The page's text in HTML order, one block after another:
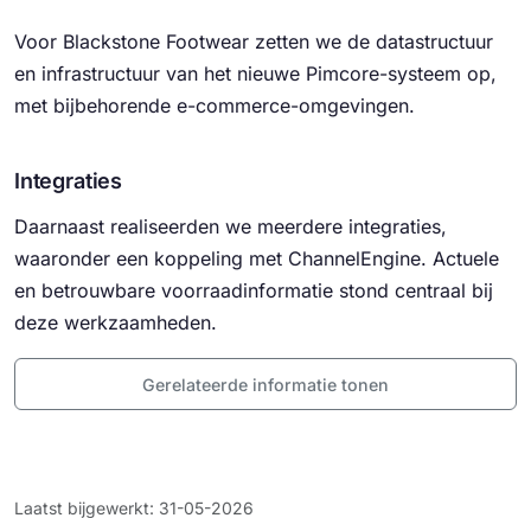
Voor Blackstone Footwear zetten we de datastructuur
en infrastructuur van het nieuwe Pimcore-systeem op,
met bijbehorende e-commerce-omgevingen.
Integraties
Daarnaast realiseerden we meerdere integraties,
waaronder een koppeling met ChannelEngine. Actuele
en betrouwbare voorraadinformatie stond centraal bij
deze werkzaamheden.
Gerelateerde informatie tonen
Laatst bijgewerkt: 31-05-2026